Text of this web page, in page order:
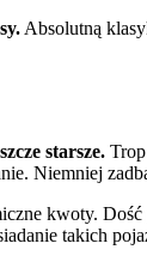
Absolutną
starsze.
Niemniej
kwoty.
takich